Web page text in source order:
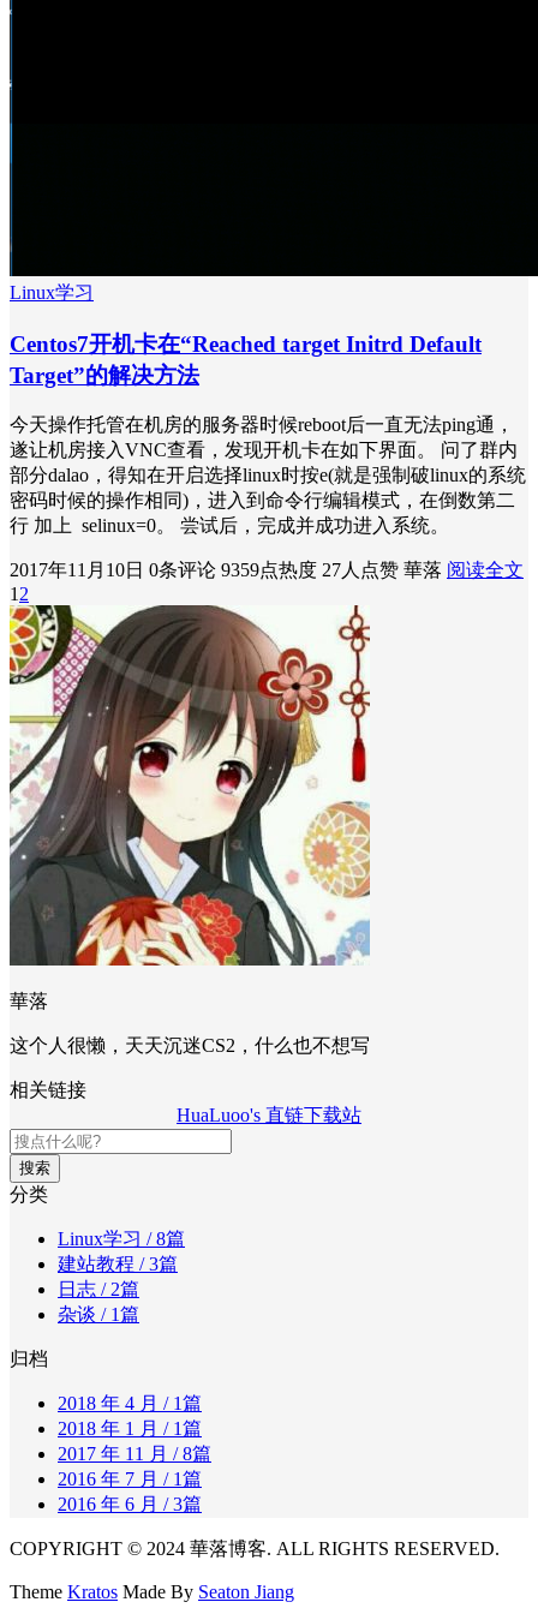
Linux学习
Centos7开机卡在“Reached target Initrd Default
Target”的解决方法
今天操作托管在机房的服务器时候reboot后一直无法ping通，
遂让机房接入VNC查看，发现开机卡在如下界面。 问了群内
部分dalao，得知在开启选择linux时按e(就是强制破linux的系统
密码时候的操作相同)，进入到命令行编辑模式，在倒数第二
行 加上 selinux=0。 尝试后，完成并成功进入系统。
2017年11月10日 0条评论 9359点热度 27人点赞 華落 阅读全文
1 2
華落
这个人很懒，天天沉迷CS2，什么也不想写
相关链接
HuaLuoo's 直链下载站
搜索
分类
Linux学习 / 8篇
建站教程 / 3篇
日志 / 2篇
杂谈 / 1篇
归档
2018 年 4 月 / 1篇
2018 年 1 月 / 1篇
2017 年 11 月 / 8篇
2016 年 7 月 / 1篇
2016 年 6 月 / 3篇
COPYRIGHT © 2024 華落博客. ALL RIGHTS RESERVED.
Theme Kratos Made By Seaton Jiang